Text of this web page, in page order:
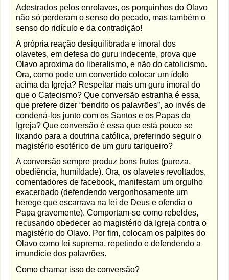
Adestrados pelos enrolavos, os porquinhos do Olavo
não só perderam o senso do pecado, mas também o
senso do ridículo e da contradição!
A própria reação desiquilibrada e imoral dos
olavetes, em defesa do guru indecente, prova que
Olavo aproxima do liberalismo, e não do catolicismo.
Ora, como pode um convertido colocar um ídolo
acima da Igreja? Respeitar mais um guru imoral do
que o Catecismo? Que conversão estranha é essa,
que prefere dizer “bendito os palavrões”, ao invés de
condená-los junto com os Santos e os Papas da
Igreja? Que conversão é essa que está pouco se
lixando para a doutrina católica, preferindo seguir o
magistério esotérico de um guru tariqueiro?
A conversão sempre produz bons frutos (pureza,
obediência, humildade). Ora, os olavetes revoltados,
comentadores de facebook, manifestam um orgulho
exacerbado (defendendo vergonhosamente um
herege que escarrava na lei de Deus e ofendia o
Papa gravemente). Comportam-se como rebeldes,
recusando obedecer ao magistério da Igreja contra o
magistério do Olavo. Por fim, colocam os palpites do
Olavo como lei suprema, repetindo e defendendo a
imundície dos palavrões.
Como chamar isso de conversão?